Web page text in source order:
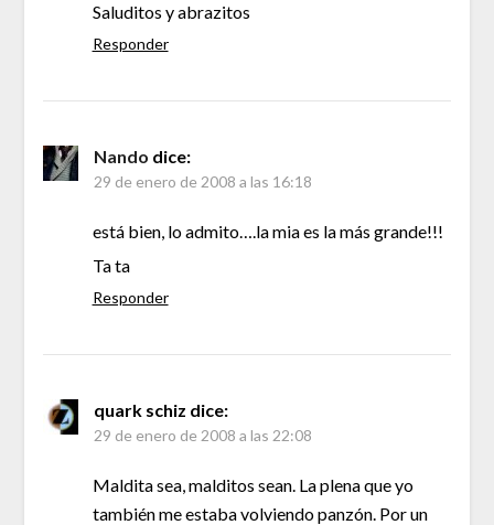
Saluditos y abrazitos
Responder
Nando dice:
29 de enero de 2008 a las 16:18
está bien, lo admito….la mia es la más grande!!!
Ta ta
Responder
quark schiz dice:
29 de enero de 2008 a las 22:08
Maldita sea, malditos sean. La plena que yo
también me estaba volviendo panzón. Por un